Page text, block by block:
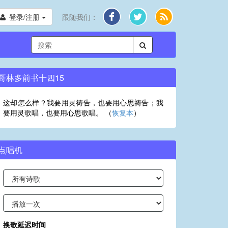
登录/注册 跟随我们：
林多前书十四15
这却怎么样？我要用灵祷告，也要用心思祷告；我
要用灵歌唱，也要用心思歌唱。 （恢复本）
唱机
换歌延迟时间